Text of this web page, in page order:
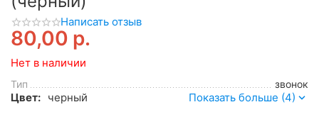
Написать отзыв
80,00 р.
Нет в наличии
Тип звонок
Цвет: черный Показать больше (4)